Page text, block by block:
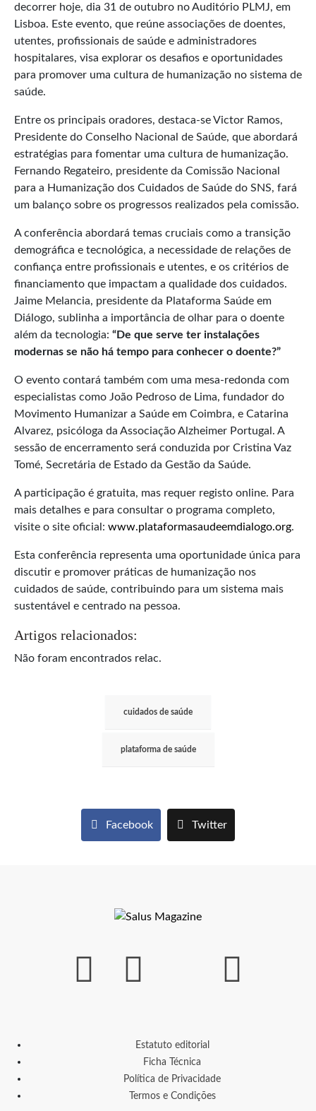
decorrer hoje, dia 31 de outubro no Auditório PLMJ, em
Lisboa. Este evento, que reúne associações de doentes,
utentes, profissionais de saúde e administradores
hospitalares, visa explorar os desafios e oportunidades
para promover uma cultura de humanização no sistema de
saúde.
Entre os principais oradores, destaca-se Victor Ramos,
Presidente do Conselho Nacional de Saúde, que abordará
estratégias para fomentar uma cultura de humanização.
Fernando Regateiro, presidente da Comissão Nacional
para a Humanização dos Cuidados de Saúde do SNS, fará
um balanço sobre os progressos realizados pela comissão.
A conferência abordará temas cruciais como a transição
demográfica e tecnológica, a necessidade de relações de
confiança entre profissionais e utentes, e os critérios de
financiamento que impactam a qualidade dos cuidados.
Jaime Melancia, presidente da Plataforma Saúde em
Diálogo, sublinha a importância de olhar para o doente
além da tecnologia: “De que serve ter instalações
modernas se não há tempo para conhecer o doente?”
O evento contará também com uma mesa-redonda com
especialistas como João Pedroso de Lima, fundador do
Movimento Humanizar a Saúde em Coimbra, e Catarina
Alvarez, psicóloga da Associação Alzheimer Portugal. A
sessão de encerramento será conduzida por Cristina Vaz
Tomé, Secretária de Estado da Gestão da Saúde.
A participação é gratuita, mas requer registo online. Para
mais detalhes e para consultar o programa completo,
visite o site oficial: www.plataformasaudeemdialogo.org.
Esta conferência representa uma oportunidade única para
discutir e promover práticas de humanização nos
cuidados de saúde, contribuindo para um sistema mais
sustentável e centrado na pessoa.
Artigos relacionados:
Não foram encontrados relac.
cuidados de saúde
plataforma de saúde
Facebook Twitter
Estatuto editorial
Ficha Técnica
Política de Privacidade
Termos e Condições